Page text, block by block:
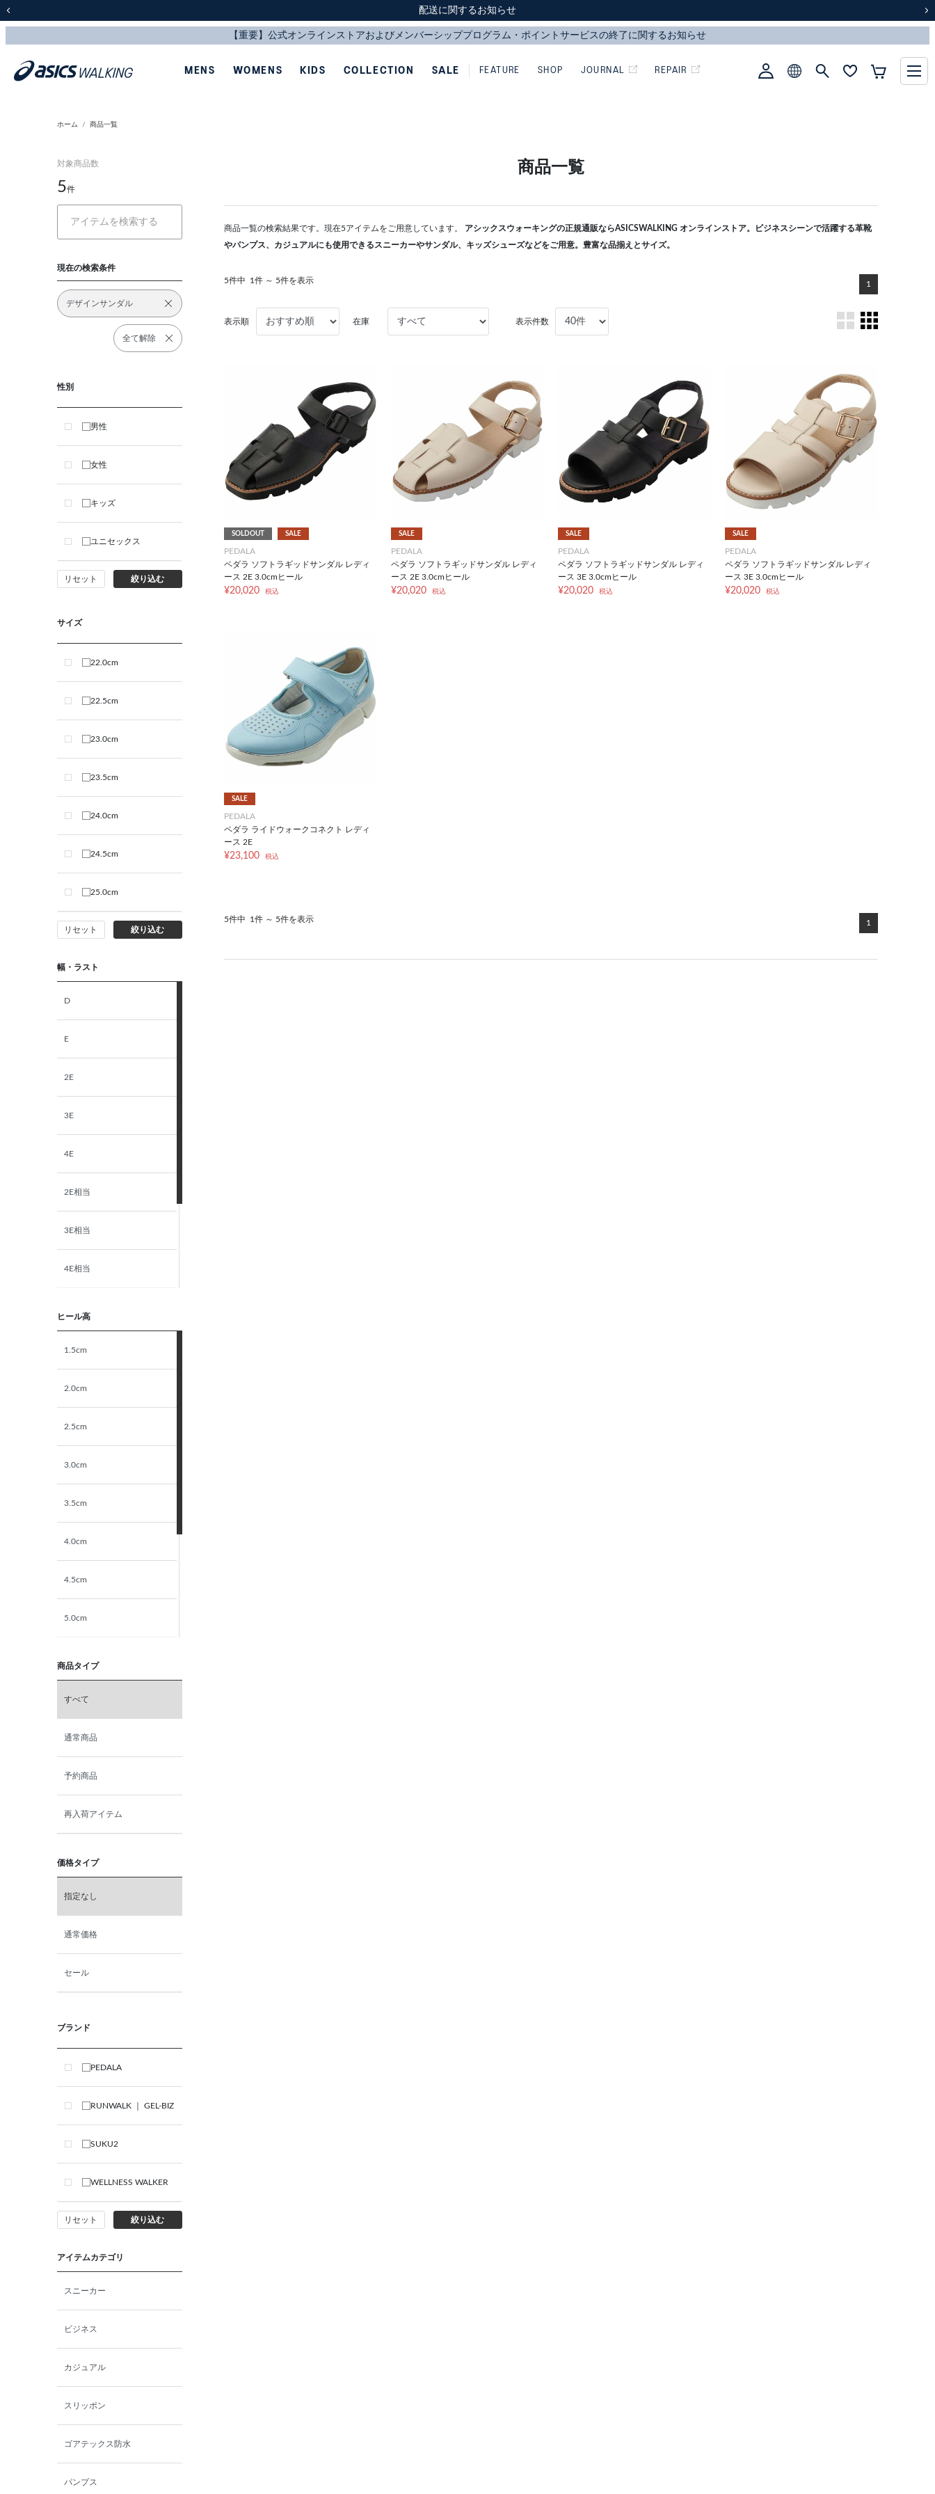
スクスク（SUKU2）価格改定のお知らせ
配送に関するお知らせ
スクスク（SUKU2）価格改定のお知らせ
配送に関するお知らせ
MENS WOMENS KIDS COLLECTION SALE FEATURE SHOP JOURNAL REPAIR
ホーム 商品一覧
対象商品数
5件
現在の検索条件
デザインサンダル
全て解除
性別
男性
女性
キッズ
ユニセックス
リセット 絞り込む
サイズ
22.0cm
22.5cm
23.0cm
23.5cm
24.0cm
24.5cm
25.0cm
リセット 絞り込む
幅・ラスト
D
E
2E
3E
4E
2E相当
3E相当
4E相当
ヒール高
1.5cm
2.0cm
2.5cm
3.0cm
3.5cm
4.0cm
4.5cm
5.0cm
6.0cm
6.5cm
7.0cm
商品タイプ
すべて
通常商品
予約商品
再入荷アイテム
価格タイプ
指定なし
通常価格
セール
ブランド
PEDALA
RUNWALK ｜ GEL-BIZ
SUKU2
WELLNESS WALKER
リセット 絞り込む
アイテムカテゴリ
スニーカー
ビジネス
カジュアル
スリッポン
ゴアテックス防水
パンプス
商品一覧
商品一覧の検索結果です。現在5アイテムをご用意しています。 アシックスウォーキングの正規通販ならASICSWALKING オンラインストア。ビジネスシーンで活躍する革靴
やパンプス、カジュアルにも使用できるスニーカーやサンダル、キッズシューズなどをご用意。豊富な品揃えとサイズ。
5件中 1件 ～ 5件を表示 1
表示順 在庫 表示件数
SOLDOUT SALE
PEDALA
ペダラ ソフトラギッドサンダル レディ
ース 2E 3.0cmヒール
¥20,020 税込
SALE
PEDALA
ペダラ ソフトラギッドサンダル レディ
ース 2E 3.0cmヒール
¥20,020 税込
SALE
PEDALA
ペダラ ソフトラギッドサンダル レディ
ース 3E 3.0cmヒール
¥20,020 税込
SALE
PEDALA
ペダラ ソフトラギッドサンダル レディ
ース 3E 3.0cmヒール
¥20,020 税込
SALE
PEDALA
ペダラ ライドウォークコネクト レディ
ース 2E
¥23,100 税込
5件中 1件 ～ 5件を表示 1